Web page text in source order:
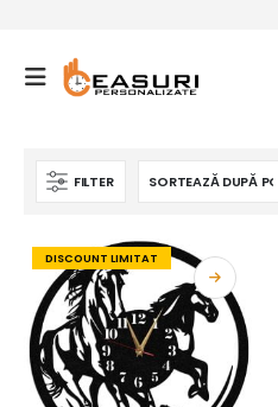
FILTER
DISCOUNT LIMITAT